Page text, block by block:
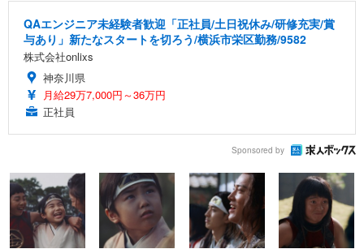
QAエンジニア未経験者歓迎「正社員/土日祝休み/研修充実/賞
与あり」新たなスタートを切ろう/横浜市栄区勤務/9582
株式会社onlixs
神奈川県
月給29万7,000円～36万円
正社員
Sponsored by